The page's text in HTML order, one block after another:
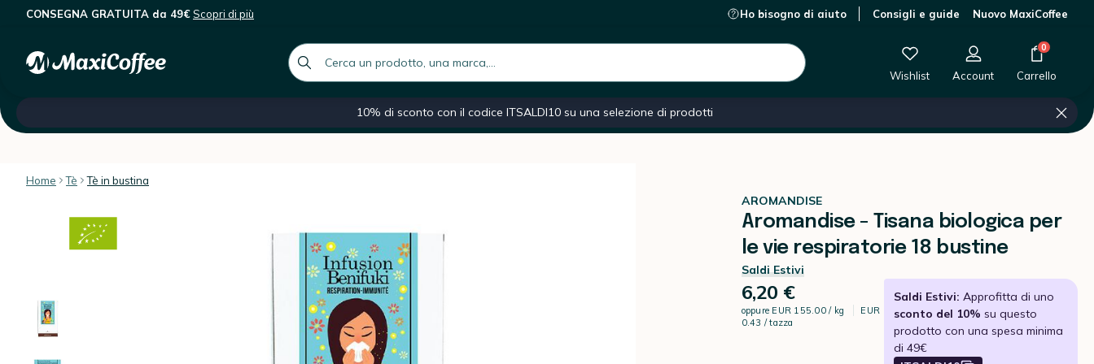
CONSEGNA GRATUITA da 49€Scopri di più Ho bisogno di aiuto Consigli e guide Nuovo MaxiCoffee
global.search.placeholder
Wishlist Account
0
Carrello
Caffè italiano Macchina caffè espresso Caffè macinato Moka
10% di sconto con il codice ITSALDI10 su una selezione di prodotti
Home Tè Tè in bustina
AROMANDISE
Aromandise - Tisana biologica per
le vie respiratorie 18 bustine
Saldi Estivi
6,20 €
oppure EUR 155.00 / kg
EUR
0.43 / tazza
Saldi Estivi: Approfitta di uno
sconto del 10% su questo
prodotto con una spesa minima
di 49€
Descrizione Recensioni dei clienti
6,20 € -